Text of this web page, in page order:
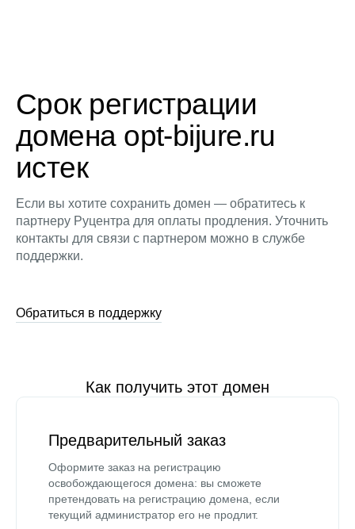
Срок регистрации
домена opt-bijure.ru
истек
Если вы хотите сохранить домен — обратитесь к
партнеру Руцентра для оплаты продления. Уточнить
контакты для связи с партнером можно в службе
поддержки.
Обратиться в поддержку
Как получить этот домен
Предварительный заказ
Оформите заказ на регистрацию
освобождающегося домена: вы сможете
претендовать на регистрацию домена, если
текущий администратор его не продлит.